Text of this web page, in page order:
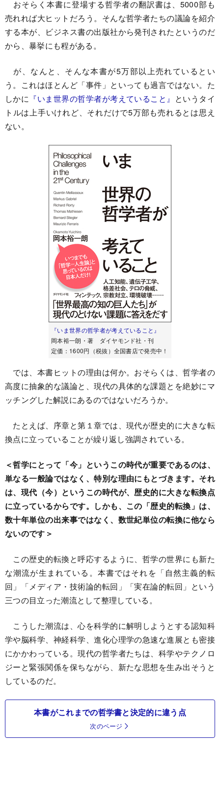
おそらく本書に登場する哲学者の翻訳書は、5000部も
売れれば大ヒットだろう。そんな哲学者たちの議論を紹介
する本が、ビジネス書の出版社から発刊されたというのだ
から、暴挙にも程がある。
が、なんと、そんな本書が5万部以上売れているとい
う。これはほとんど「事件」といっても過言ではない。た
しかに 『いま世界の哲学者が考えていること』 というタイ
トルは上手いけれど、それだけで5万部も売れるとは思え
ない。
『いま世界の哲学者が考えていること』
岡本裕一朗・著 ダイヤモンド社・刊
定価：1600円（税抜）全国書店で発売中！
では、本書ヒットの理由は何か。おそらくは、哲学者の
高度に抽象的な議論と、現代の具体的な課題とを絶妙にマ
ッチングした解説にあるのではないだろうか。
たとえば、序章と第１章では、現代が歴史的に大きな転
換点に立っていることが繰り返し強調されている。
＜哲学にとって「今」というこの時代が重要であるのは、
単なる一般論ではなく、特別な理由にもとづきます。それ
は、現代（今）というこの時代が、歴史的に大きな転換点
に立っているからです。しかも、この「歴史的転換」は、
数十年単位の出来事ではなく、数世紀単位の転換に他なら
ないのです＞
この歴史的転換と呼応するように、哲学の世界にも新た
な潮流が生まれている。本書ではそれを「自然主義的転
回」「メディア・技術論的転回」「実在論的転回」という
三つの目立った潮流として整理している。
こうした潮流は、心を科学的に解明しようとする認知科
学や脳科学、神経科学、進化心理学の急速な進展とも密接
にかかわっている。現代の哲学者たちは、科学やテクノロ
ジーと緊張関係を保ちながら、新たな思想を生み出そうと
しているのだ。
本書がこれまでの哲学書と決定的に違う点
次のページ